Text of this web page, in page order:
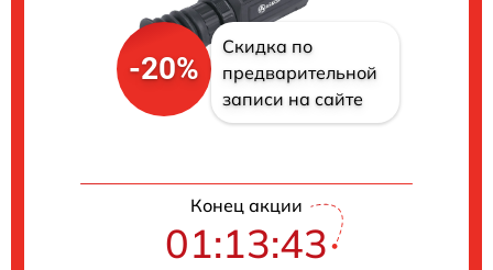
-20%
Скидка по
предварительной
записи на сайте
Конец акции
01:13:42